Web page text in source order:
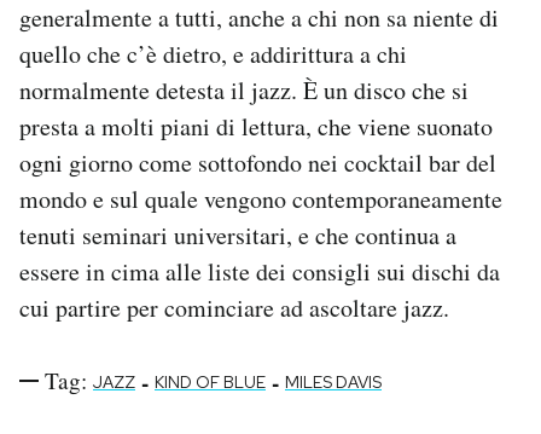
generalmente a tutti, anche a chi non sa niente di
quello che c’è dietro, e addirittura a chi
normalmente detesta il jazz. È un disco che si
presta a molti piani di lettura, che viene suonato
ogni giorno come sottofondo nei cocktail bar del
mondo e sul quale vengono contemporaneamente
tenuti seminari universitari, e che continua a
essere in cima alle liste dei consigli sui dischi da
cui partire per cominciare ad ascoltare jazz.
Tag: JAZZ - KIND OF BLUE - MILES DAVIS